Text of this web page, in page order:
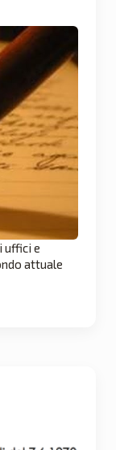
uffici e
attuale